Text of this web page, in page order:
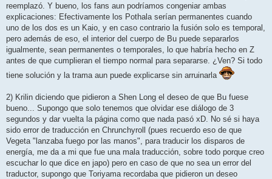
reemplazó. Y bueno, los fans aun podríamos congeniar ambas
explicaciones: Efectivamente los Pothala serían permanentes cuando
uno de los dos es un Kaio, y en caso contrario la fusión solo es temporal,
pero además de eso, el interior del cuerpo de Bu puede separarlos
igualmente, sean permanentes o temporales, lo que habría hecho en Z
antes de que cumplieran el tiempo normal para separarse. ¿Ven? Si todo
tiene solución y la trama aun puede explicarse sin arruinarla
2) Krilin diciendo que pidieron a Shen Long el deseo de que Bu fuese
bueno... Supongo que solo tenemos que olvidar ese diálogo de 3
segundos y dar vuelta la página como que nada pasó xD. No sé si haya
sido error de traducción en Chrunchyroll (pues recuerdo eso de que
Vegeta "lanzaba fuego por las manos", para traducir los disparos de
energía, me da a mi que fue una mala traducción, sobre todo porque creo
escuchar lo que dice en japo) pero en caso de que no sea un error del
traductor, supongo que Toriyama recordaba que pidieron un deseo